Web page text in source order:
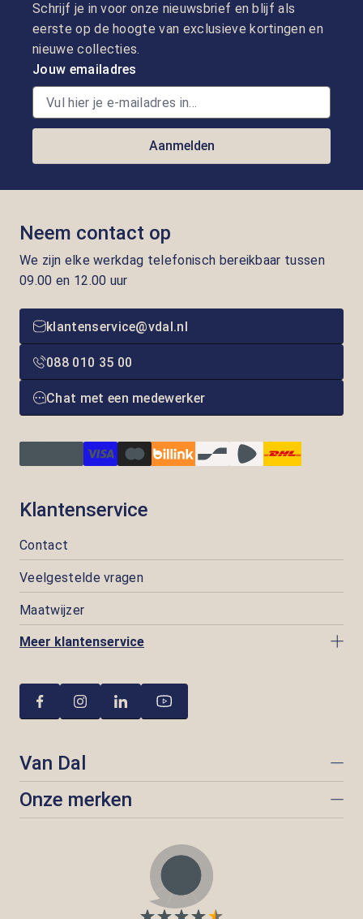
Schrijf je in voor onze nieuwsbrief en blijf als
eerste op de hoogte van exclusieve kortingen en
nieuwe collecties.
Jouw emailadres
Aanmelden
Neem contact op
We zijn elke werkdag telefonisch bereikbaar tussen
09.00 en 12.00 uur
klantenservice@vdal.nl
088 010 35 00
Chat met een medewerker
Klantenservice
Contact
Veelgestelde vragen
Maatwijzer
Meer klantenservice
Van Dal
Onze merken